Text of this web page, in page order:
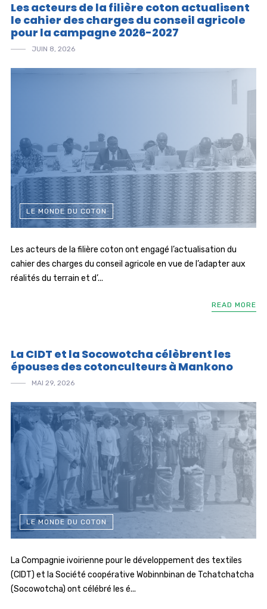
Les acteurs de la filière coton actualisent
le cahier des charges du conseil agricole
pour la campagne 2026-2027
JUIN 8, 2026
LE MONDE DU COTON
Les acteurs de la filière coton ont engagé l’actualisation du
cahier des charges du conseil agricole en vue de l’adapter aux
réalités du terrain et d’...
READ MORE
La CIDT et la Socowotcha célèbrent les
épouses des cotonculteurs à Mankono
MAI 29, 2026
LE MONDE DU COTON
La Compagnie ivoirienne pour le développement des textiles
(CIDT) et la Société coopérative Wobinnbinan de Tchatchatcha
(Socowotcha) ont célébré les é...